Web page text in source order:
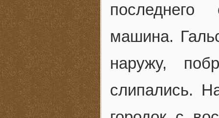
последнего
машина.
наружу,
слипались.